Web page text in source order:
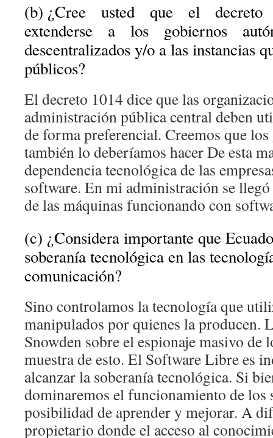
(b) ¿Cree usted que el
extenderse a los gobiernos
descentralizados y/o a las instancias
públicos?
El decreto 1014 dice que las
administración pública central deben
de forma preferencial. Creemos que
también lo deberíamos hacer De esta
dependencia tecnológica de las
software. En mi administración se
de las máquinas funcionando con
(c) ¿Considera importante que
soberanía tecnológica en las
comunicación?
Sino controlamos la tecnología que
manipulados por quienes la producen.
Snowden sobre el espionaje masivo de
muestra de esto. El Software Libre es
alcanzar la soberanía tecnológica. Si
dominaremos el funcionamiento de los
posibilidad de aprender y mejorar. A
propietario donde el acceso al